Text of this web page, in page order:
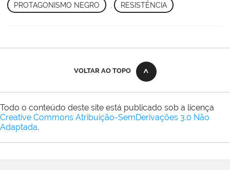
PROTAGONISMO NEGRO RESISTÊNCIA
VOLTAR AO TOPO
Todo o conteúdo deste site está publicado sob a licença
Creative Commons Atribuição-SemDerivações 3.0 Não
Adaptada.